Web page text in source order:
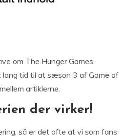
om The Hunger Games
lang tid til at sæson 3 af Game of
artiklerne.
der virker!
så er det ofte at vi som fans